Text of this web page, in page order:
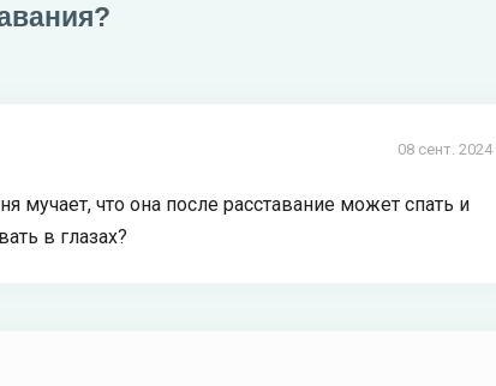
08 сент. 2024
мучает, что она после расставание может спать и
в глазах?